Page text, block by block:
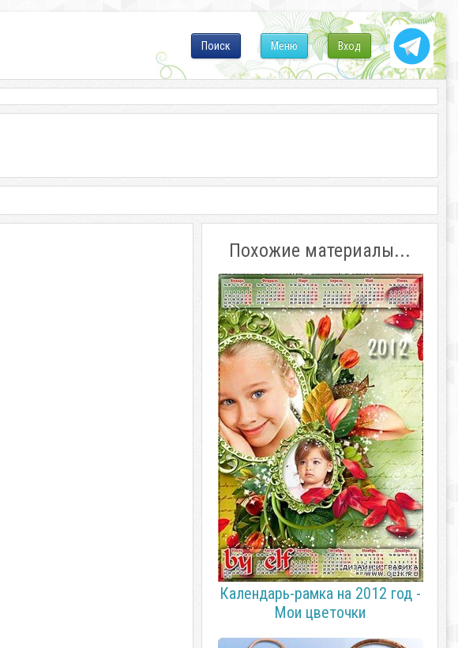
Вход
Меню
Поиск
Похожие материалы...
Календарь-рамка на 2012 год -
Мои цветочки